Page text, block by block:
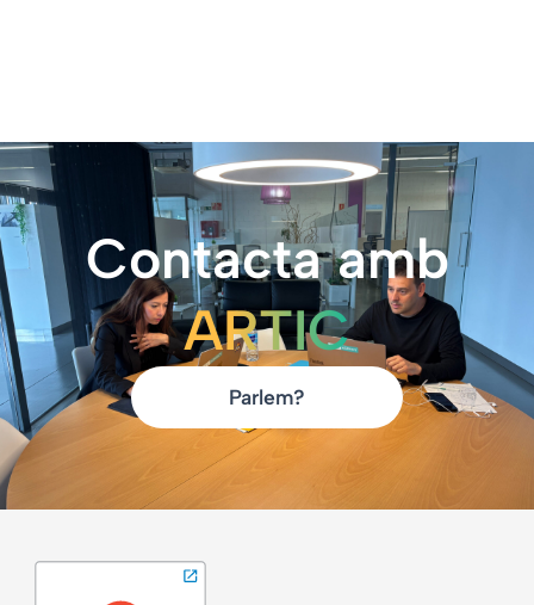
Contacta amb
ARTIC
Parlem?